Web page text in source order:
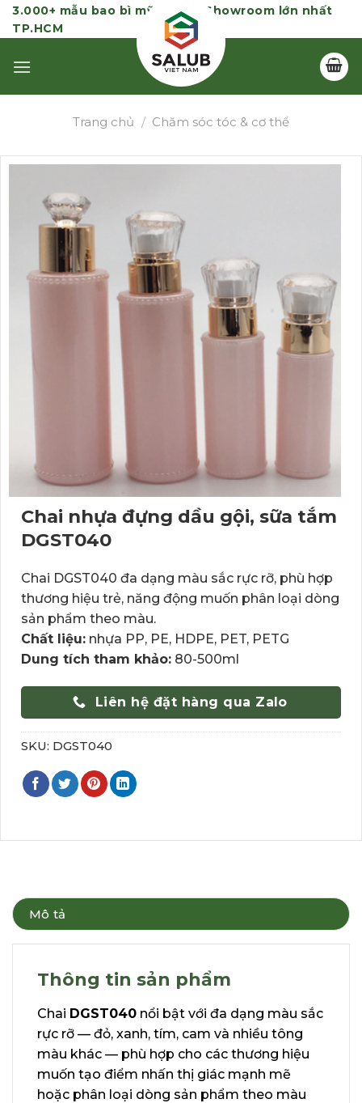
Skip
to
3.000+ mẫu bao bì mỹ phẩm | Showroom lớn nhất
TP.HCM
Trang chủ / Chăm sóc tóc & cơ thể
Chai nhựa đựng dầu gội, sữa tắm
DGST040
Chai DGST040 đa dạng màu sắc rực rỡ, phù hợp
thương hiệu trẻ, năng động muốn phân loại dòng
sản phẩm theo màu.
Chất liệu: nhựa PP, PE, HDPE, PET, PETG
Dung tích tham khảo: 80-500ml
Liên hệ đặt hàng qua Zalo
SKU: DGST040
Mô tả
Thông tin sản phẩm
Chai DGST040 nổi bật với đa dạng màu sắc
rực rỡ — đỏ, xanh, tím, cam và nhiều tông
màu khác — phù hợp cho các thương hiệu
muốn tạo điểm nhấn thị giác mạnh mẽ
hoặc phân loại dòng sản phẩm theo màu